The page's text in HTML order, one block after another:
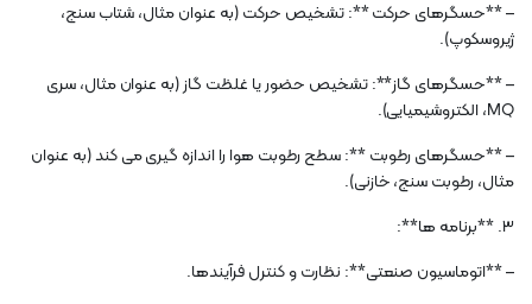
– **حسگرهای حرکت **: تشخیص حرکت (به عنوان مثال، شتاب سنج،
ژیروسکوپ).
– **حسگرهای گاز**: تشخیص حضور یا غلظت گاز (به عنوان مثال، سری
MQ، الکتروشیمیایی).
– **حسگرهای رطوبت **: سطح رطوبت هوا را اندازه گیری می کند (به عنوان
مثال، رطوبت سنج، خازنی).
3. **برنامه ها**:
– **اتوماسیون صنعتی**: نظارت و کنترل فرآیندها.